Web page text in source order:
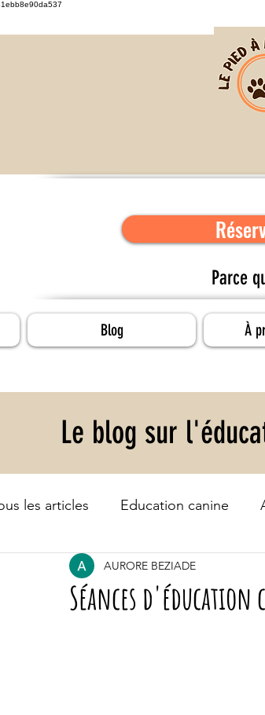
Parce
Blog À
Le blog sur
les articles Education canine
Séances
AURORE BEZIADE